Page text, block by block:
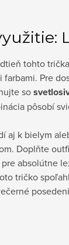
tohto
Pre
so
pôsobí
aj k bielym
Doplňte
absolútne
tričko